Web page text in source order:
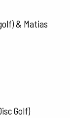
& Matias
Golf)